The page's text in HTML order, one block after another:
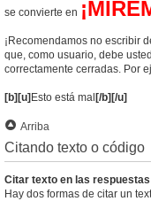
se convierte en
¡Recomendamos no escribir
que, como usuario, debe
correctamente cerradas. Por
[b][u]Esto está mal[/b][/u]
Arriba
Citando texto o código
Citar texto en las respuestas
Hay dos formas de citar un